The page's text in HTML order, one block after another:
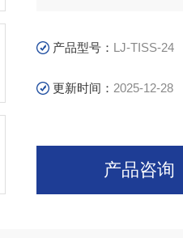
产品型号： LJ-TISS-24
更新时间： 2025-12-28
产品咨询